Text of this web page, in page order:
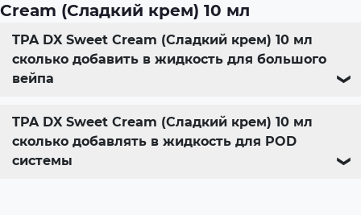
Cream (Сладкий крем) 10 мл
TPA DX Sweet Cream (Сладкий крем) 10 мл
сколько добавить в жидкость для большого
вейпа
❯
TPA DX Sweet Cream (Сладкий крем) 10 мл
сколько добавлять в жидкость для POD
системы
❯